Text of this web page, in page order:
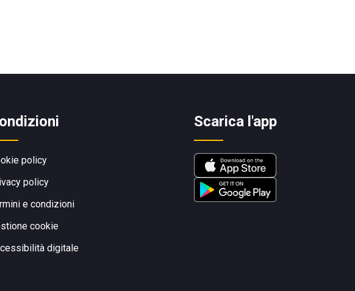
policy
policy
e condizioni
cookie
digitale
Scarica l'app